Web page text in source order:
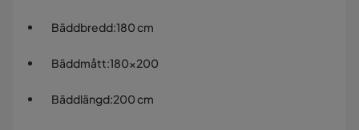
Bäddbredd:180 cm
Bäddmått:180x200
Bäddlängd:200 cm